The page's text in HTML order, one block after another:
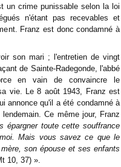
un crime punissable selon la loi
n'étant pas recevables et
Franz est donc condamné à
son mari ; l'entretien de vingt
de Sainte-Radegonde, l'abbé
en vain de convaincre le
vie. Le 8 août 1943, Franz est
annonce qu'il a été condamné à
Ce même jour, Franz
épargner toute cette souffrance
Mais vous savez ce que le
son épouse et ses enfants
10, 37) ».